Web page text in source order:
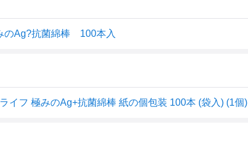
のAg?抗菌綿棒 100本入
イフ 極みのAg+抗菌綿棒 紙の個包装 100本 (袋入) (1個)